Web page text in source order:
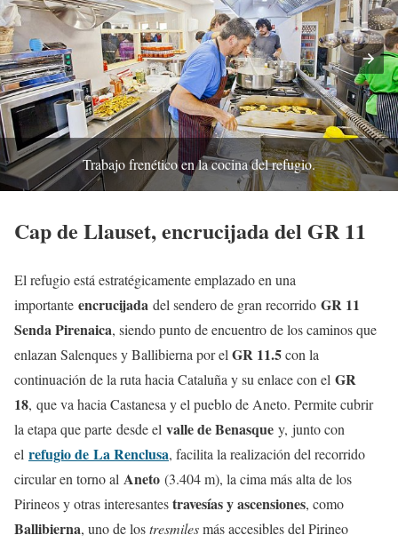
Trabajo frenético en la cocina del refugio.
Cap de Llauset, encrucijada del GR 11
El refugio está estratégicamente emplazado en una
importante encrucijada del sendero de gran recorrido GR 11
Senda Pirenaica, siendo punto de encuentro de los caminos que
enlazan Salenques y Ballibierna por el GR 11.5con la
continuación de la ruta hacia Cataluña y su enlace con el GR
18, que va hacia Castanesa y el pueblo de Aneto. Permite cubrir
la etapa que parte desde el valle de Benasque y, junto con
el refugio de La Renclusa, facilita la realización del recorrido
circular en torno al Aneto (3.404 m), la cima más alta de los
Pirineos y otras interesantestravesías y ascensiones, como
Ballibierna, uno de lostresmilesmás accesibles del Pirineo